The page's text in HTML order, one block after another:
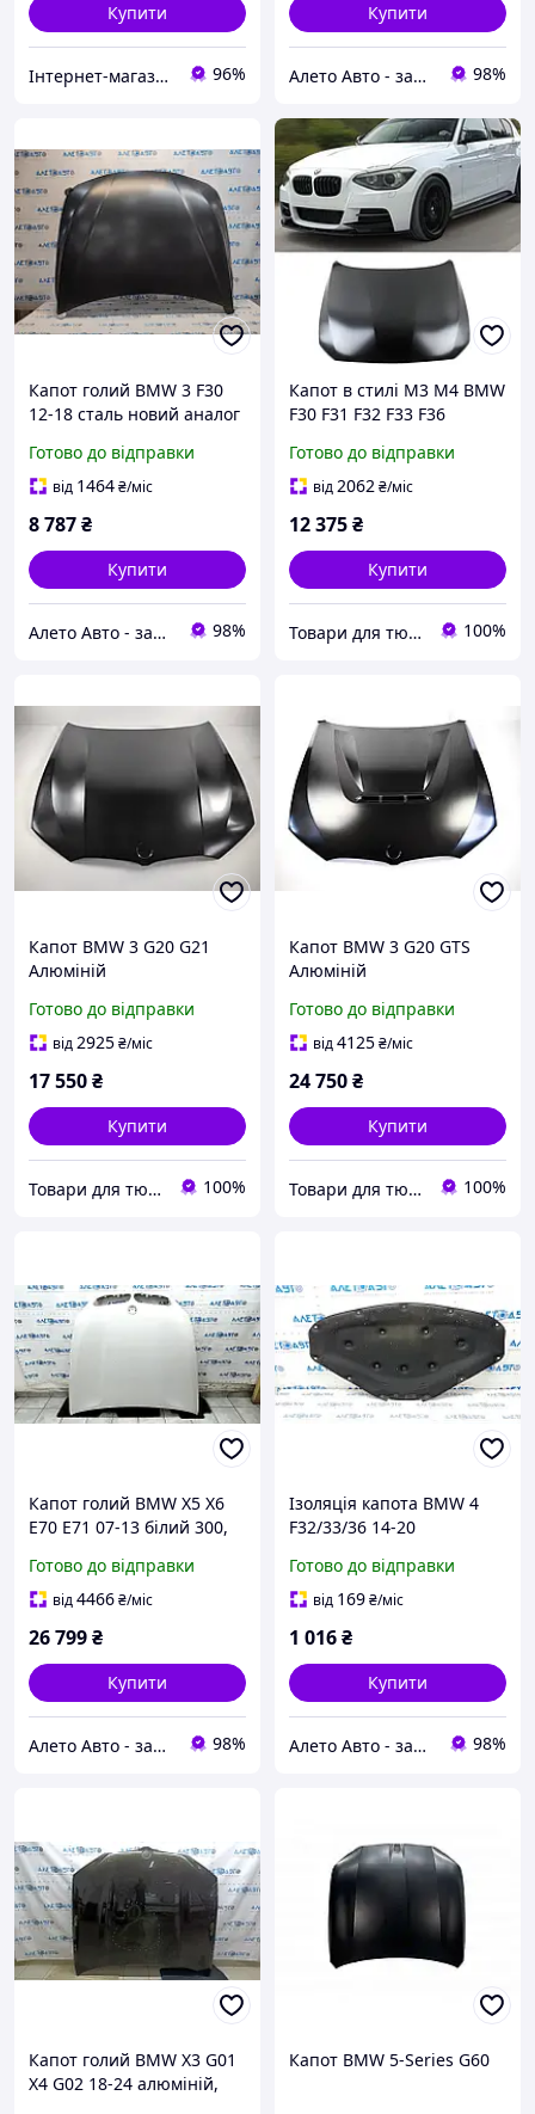
Купити
Інтернет-магазин "Needful Shop" 96%
Купити
Алето Авто - запчастини на авто зі США 98%
Капот голий BMW 3 F30
12-18 сталь новий аналог
Готово до відправки
від 1464₴/міс
8 787₴
Купити
Алето Авто - запчастини на авто зі США 98%
Капот в стилі M3 M4 BMW
F30 F31 F32 F33 F36
Готово до відправки
від2062₴/міс
12 375₴
Купити
Товари для тюнінгу авто 100%
Капот BMW 3 G20 G21
Алюміній
Готово до відправки
від2925₴/міс
17 550₴
Купити
Товари для тюнінгу авто 100%
Капот BMW 3 G20 GTS
Алюміній
Готово до відправки
від4125₴/міс
24 750₴
Купити
Товари для тюнінгу авто 100%
Капот голий BMW X5 X6
E70 E71 07-13 білий 300,
41617486754
Готово до відправки
від4466₴/міс
26 799₴
Купити
Алето Авто - запчастини на авто зі США 98%
Ізоляція капота BMW 4
F32/33/36 14-20
Готово до відправки
від 169₴/міс
1 016₴
Купити
Алето Авто - запчастини на авто зі США 98%
Капот голий BMW X3 G01
X4 G02 18-24 алюміній,
Капот BMW 5-Series G60